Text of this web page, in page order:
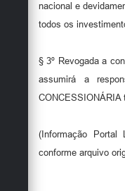
nacional e
todos os
§ 3º Revogada a
assumirá a
CONCESSIONÁRIA
(Informação Portal
conforme arquivo